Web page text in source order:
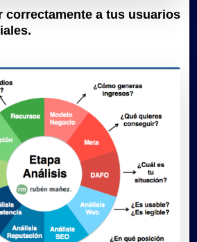
correctamente a tus usuarios